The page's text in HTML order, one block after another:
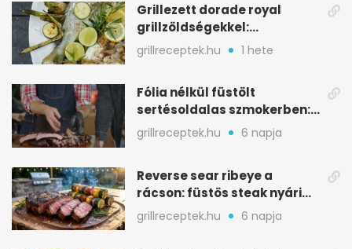
Grillezett dorade royal
grillzöldségekkel:
mediterrán ízek a rostélyról
grillreceptek.hu 1 hete
Fólia nélkül füstölt
sertésoldalas szmokerben:
ropogós bark, 6 óra
grillreceptek.hu 6 napja
Reverse sear ribeye a
rácson: füstös steak nyári
tökkebabbal
grillreceptek.hu 6 napja